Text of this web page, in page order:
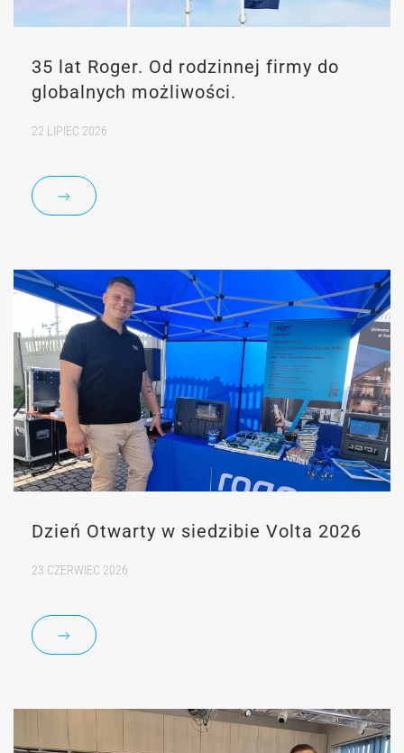
35 lat Roger. Od rodzinnej firmy do
globalnych możliwości.
22 LIPIEC 2026
Dzień Otwarty w siedzibie Volta 2026
23 CZERWIEC 2026